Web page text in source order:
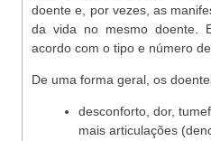
doente e, por vezes, as
da vida no mesmo doente.
acordo com o tipo e número
De uma forma geral, os
desconforto, dor,
mais articulações